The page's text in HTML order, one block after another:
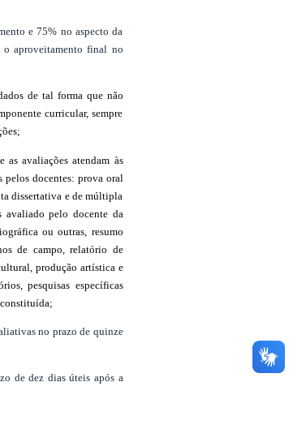
e 75% no aspecto da
o aproveitamento final no
de tal forma que não
curricular, sempre
as avaliações atendam às
pelos docentes: prova oral
dissertativa e de múltipla
avaliado pelo docente da
ou outras, resumo
de campo, relatório de
produção artística e
pesquisas específicas
no prazo de quinze
de dez dias úteis após a